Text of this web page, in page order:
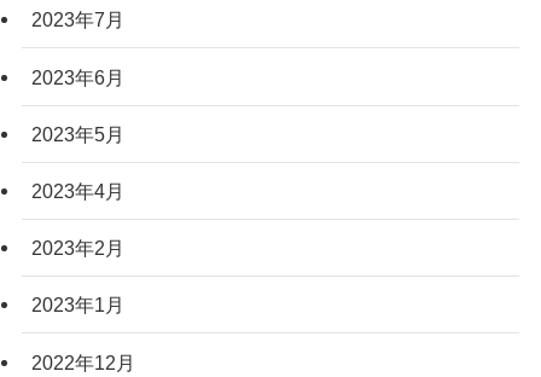
2023年7月
2023年6月
2023年5月
2023年4月
2023年2月
2023年1月
2022年12月